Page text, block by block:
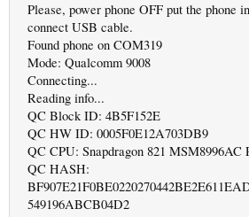
Please, power phone OFF put the phone
connect USB cable.
Found phone on COM319
Mode: Qualcomm 9008
Connecting...
Reading info...
QC Block ID: 4B5F152E
QC HW ID: 0005F0E12A703DB9
QC CPU: Snapdragon 821 MSM8996AC
QC HASH:
549196ABCB04D2